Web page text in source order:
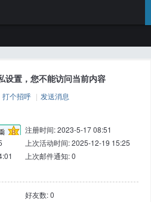
设置，您不能访问当前内容
打个招呼 | 发送消息
注册时间: 2023-5-17 08:51
上次活动时间: 2025-12-19 15:25
上次邮件通知: 0
好友数: 0